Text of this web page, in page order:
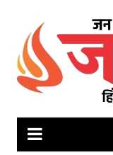
content